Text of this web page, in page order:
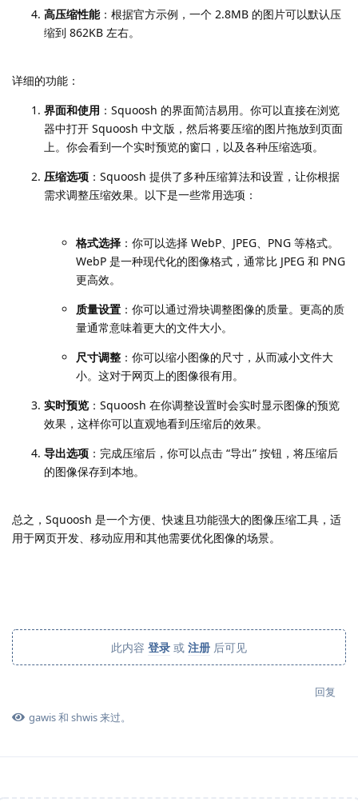
高压缩性能：根据官方示例，一个 2.8MB 的图片可以默认压
缩到 862KB 左右。
详细的功能：
界面和使用 ：Squoosh 的界面简洁易用。你可以直接在浏览
器中打开 Squoosh 中文版，然后将要压缩的图片拖放到页面
上。你会看到一个实时预览的窗口，以及各种压缩选项。
压缩选项 ：Squoosh 提供了多种压缩算法和设置，让你根据
需求调整压缩效果。以下是一些常用选项：
格式选择 ：你可以选择 WebP、JPEG、PNG 等格式。
WebP 是一种现代化的图像格式，通常比 JPEG 和 PNG
更高效。
质量设置 ：你可以通过滑块调整图像的质量。更高的质
量通常意味着更大的文件大小。
尺寸调整 ：你可以缩小图像的尺寸，从而减小文件大
小。这对于网页上的图像很有用。
实时预览 ：Squoosh 在你调整设置时会实时显示图像的预览
效果，这样你可以直观地看到压缩后的效果。
导出选项 ：完成压缩后，你可以点击 “导出” 按钮，将压缩后
的图像保存到本地。
总之，Squoosh 是一个方便、快速且功能强大的图像压缩工具，适
用于网页开发、移动应用和其他需要优化图像的场景。
此内容 登录 或 注册 后可见
回复
gawis和 shwis来过。